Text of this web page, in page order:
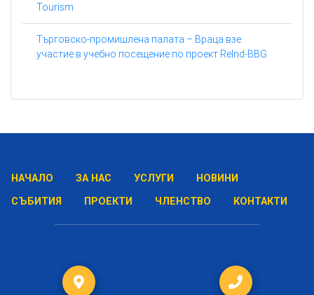
Tourism
Търговско-промишлена палата – Враца взе
участие в учебно посещение по проект ReInd-BBG
НАЧАЛО ЗА НАС УСЛУГИ
НОВИНИ
СЪБИТИЯ
ПРОЕКТИ ЧЛЕНСТВО КОНТАКТИ